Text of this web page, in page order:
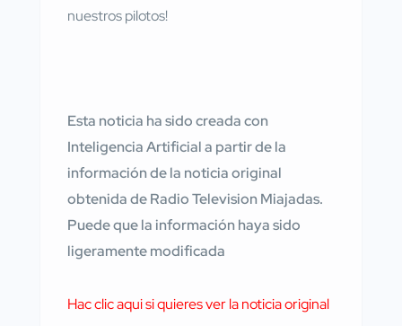
nuestros pilotos!
Esta noticia ha sido creada con
Inteligencia Artificial a partir de la
información de la noticia original
obtenida de Radio Television Miajadas.
Puede que la información haya sido
ligeramente modificada
Hac clic aqui si quieres ver la noticia original